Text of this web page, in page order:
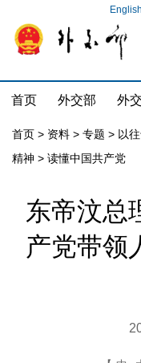
English
首页 外交部 外
首页 > 资料 > 专题 > 以
精神 > 读懂中国共产党
东帝汶总
产党带领